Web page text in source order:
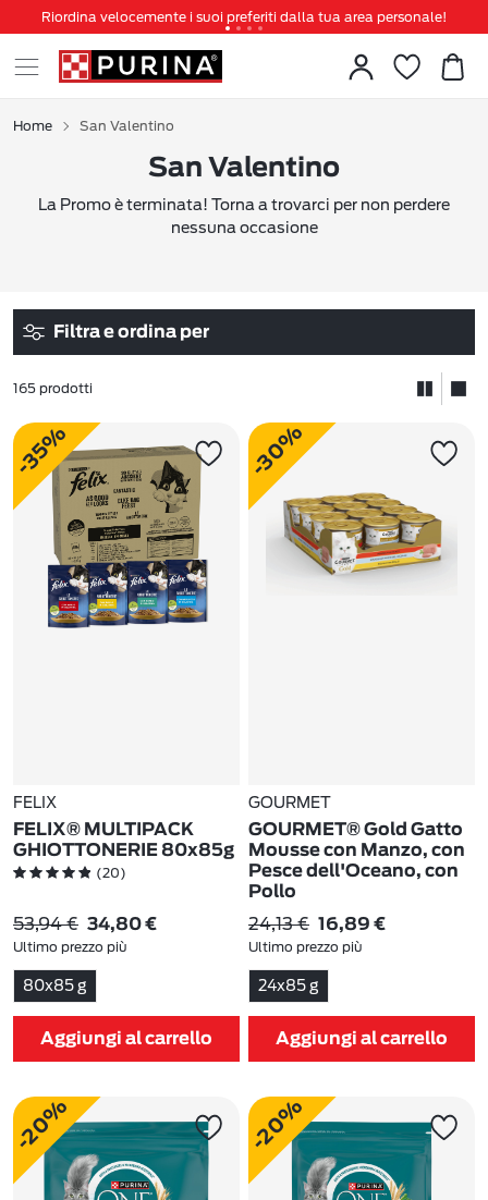
Riordina velocemente i suoi preferiti dalla tua area personale!
Tanti sconti e novità ti aspettano, non perderteli!
Spedizione gratuita a partire da 49 €
Home San Valentino
San Valentino
La Promo è terminata! Torna a trovarci per non perdere
nessuna occasione
Filtra e ordina per
165 prodotti
-35%
FELIX
FELIX® MULTIPACK
GHIOTTONERIE 80x85g
(20)
53,94 € 34,80 €
Ultimo prezzo più
basso: 53,94 €
80x85 g
Aggiungi al carrello
-30%
GOURMET
GOURMET® Gold Gatto
Mousse con Manzo, con
Pesce dell'Oceano, con
Pollo
(6)
24,13 € 16,89 €
Ultimo prezzo più
basso: 24,13 €
24x85 g
Aggiungi al carrello
-20% -20%